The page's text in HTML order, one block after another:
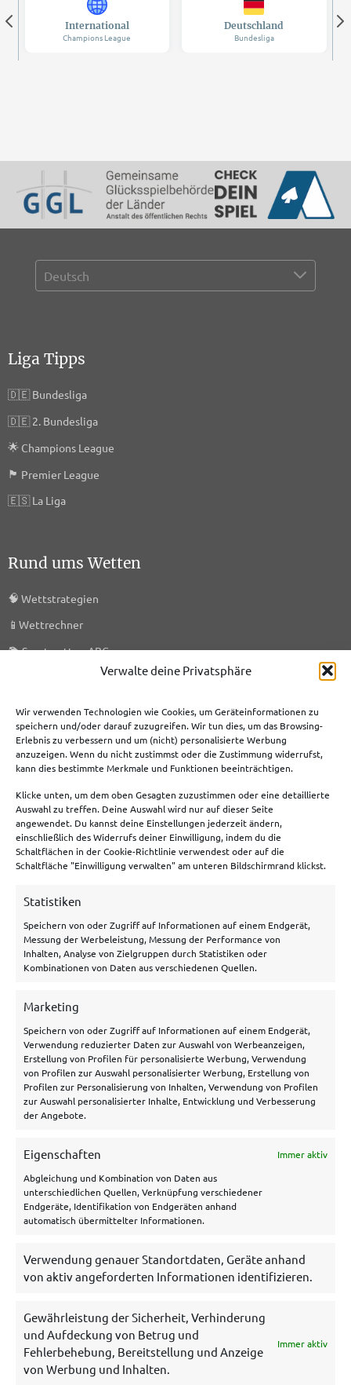
Verwalte deine Privatsphäre
Wir verwenden Technologien wie Cookies, um Geräteinformationen zu
speichern und/oder darauf zuzugreifen. Wir tun dies, um das Browsing-
Erlebnis zu verbessern und um (nicht) personalisierte Werbung
anzuzeigen. Wenn du nicht zustimmst oder die Zustimmung widerrufst,
kann dies bestimmte Merkmale und Funktionen beeinträchtigen.
Klicke unten, um dem oben Gesagten zuzustimmen oder eine detaillierte
Auswahl zu treffen. Deine Auswahl wird nur auf dieser Seite
angewendet. Du kannst deine Einstellungen jederzeit ändern,
einschließlich des Widerrufs deiner Einwilligung, indem du die
Schaltflächen in der Cookie-Richtlinie verwendest oder auf die
Schaltfläche "Einwilligung verwalten" am unteren Bildschirmrand klickst.
Statistiken
Speichern von oder Zugriff auf Informationen auf einem Endgerät,
Messung der Werbeleistung, Messung der Performance von
Inhalten, Analyse von Zielgruppen durch Statistiken oder
Kombinationen von Daten aus verschiedenen Quellen.
Marketing
Speichern von oder Zugriff auf Informationen auf einem Endgerät,
Verwendung reduzierter Daten zur Auswahl von Werbeanzeigen,
Erstellung von Profilen für personalisierte Werbung, Verwendung
von Profilen zur Auswahl personalisierter Werbung, Erstellung von
Profilen zur Personalisierung von Inhalten, Verwendung von Profilen
zur Auswahl personalisierter Inhalte, Entwicklung und Verbesserung
der Angebote.
Eigenschaften
Immer aktiv
Abgleichung und Kombination von Daten aus
unterschiedlichen Quellen, Verknüpfung verschiedener
Endgeräte, Identifikation von Endgeräten anhand
automatisch übermittelter Informationen.
Verwendung genauer Standortdaten, Geräte anhand
von aktiv angeforderten Informationen identifizieren.
Gewährleistung der Sicherheit, Verhinderung
und Aufdeckung von Betrug und
Fehlerbehebung, Bereitstellung und Anzeige
von Werbung und Inhalten.
Immer aktiv
International
Champions League
Deutschland
Bundesliga
Liga Tipps
🇩🇪Bundesliga
🇩🇪2. Bundesliga
🌟 Champions League
🏴󠁧󠁢󠁥󠁮󠁧󠁿 Premier League
🇪🇸La Liga
Rund ums Wetten
🧠 Wettstrategien
📱 Wettrechner
📚Sportwetten ABC
Meist genutzte Boni
Bet365 Bonus
Tipico Bonus
Betano Bonus
NEObet Bonus
Allgemeines
Über uns
Hilfe/Kontakt
Datenschutzerklärung
Impressum
Disclaimer
Archiv
Es gelten die AGB und Bonuskonditionen der betreffenden
Wettanbieter. 18+. Glücksspiel kann süchtig machen. Hilfe unter
gamblingtherapy.org